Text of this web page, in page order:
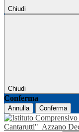
Chiudi
Chiudi
Conferma
Annulla Conferma
Cantarutti" Azzano